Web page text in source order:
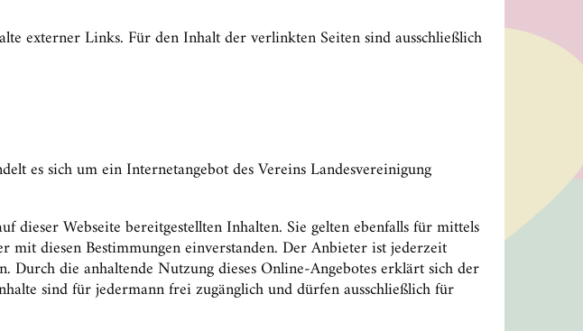
externer Links. Für den Inhalt der verlinkten Seiten sind ausschließlich
es sich um ein Internetangebot des Vereins Landesvereinigung
dieser Webseite bereitgestellten Inhalten. Sie gelten ebenfalls für mittels
diesen Bestimmungen einverstanden. Der Anbieter ist jederzeit
die anhaltende Nutzung dieses Online-Angebotes erklärt sich der
sind für jedermann frei zugänglich und dürfen ausschließlich für